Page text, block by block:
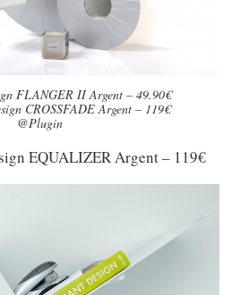
FLANGER II Argent – 49.90€
CROSSFADE Argent – 119€
@Plugin
EQUALIZER Argent – 119€